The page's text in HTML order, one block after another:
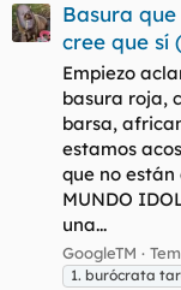
Basura
cree que sí
Empiezo
basura roja,
barsa,
estamos
que no están
MUNDO
una...
GoogleTM
1. burócrata